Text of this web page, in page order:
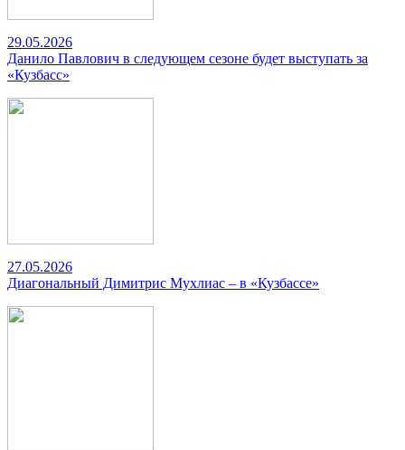
29.05.2026
Данило Павлович в следующем сезоне будет выступать за
«Кузбасс»
27.05.2026
Диагональный Димитрис Мухлиас – в «Кузбассе»